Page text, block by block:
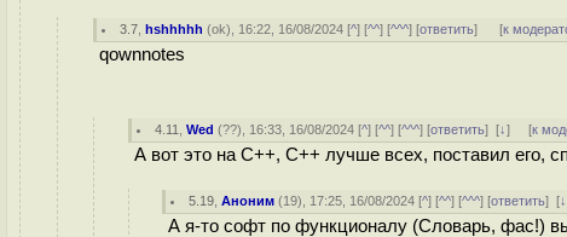
3.7 ,hshhhhh (ok), 16:22, 16/08/2024 [^] [^^] [^^^] [ответить] [к
qownnotes
4.11 ,Wed (??), 16:33, 16/08/2024 [^] [^^] [^^^] [ответить][↓] [к
А вот это на C++, C++ лучше всех, поставил его,
5.19 ,Аноним (19), 17:25, 16/08/2024 [^] [^^] [^^^] [ответить][↓
А я-то софт по функционалу (Словарь, фас!)